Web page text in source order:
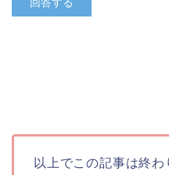
以上でこの記事は終